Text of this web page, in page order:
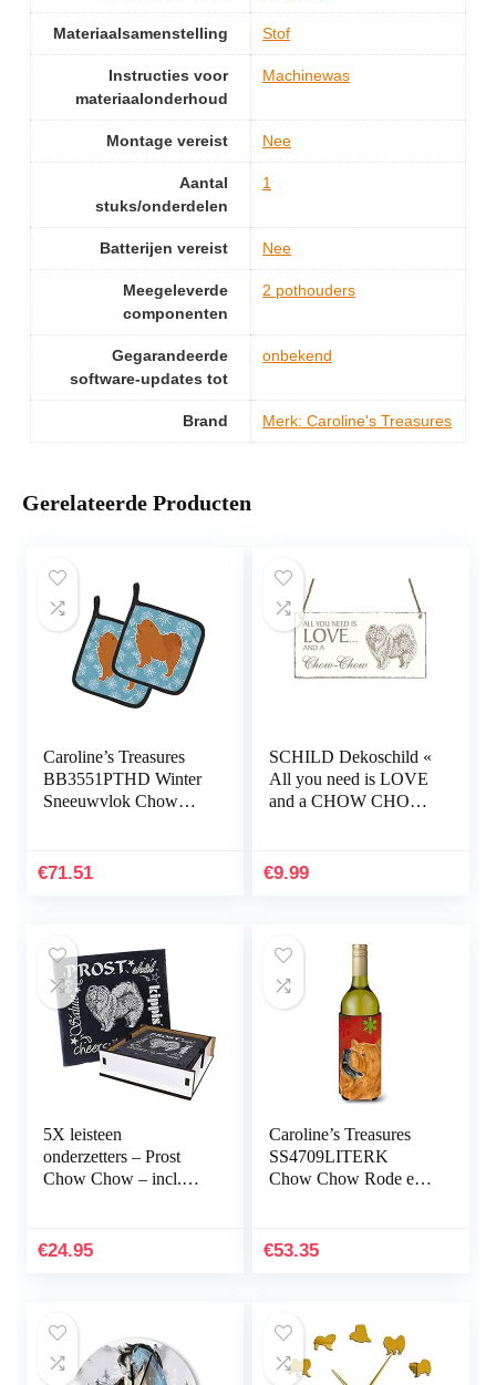
Materiaalsamenstelling ‎Stof
Instructies voor
materiaalonderhoud
‎Machinewas
Montage vereist ‎Nee
Aantal
stuks/onderdelen
‎1
Batterijen vereist ‎Nee
Meegeleverde
componenten
‎2 pothouders
Gegarandeerde
software-updates tot
‎onbekend
Brand Merk: Caroline's Treasures
Gerelateerde Producten
Caroline’s Treasures
BB3551PTHD Winter
Sneeuwvlok Chow
kleuren
€71.51
SCHILD Dekoschild «
All you need is LOVE
and a CHOW CHOW
deurschild
€9.99
5X leisteen
onderzetters – Prost
Chow Chow – incl.
deco
€24.95
Caroline’s Treasures
SS4709LITERK
Chow Chow Rode en
Vakantie Kerst Wijnfles
€53.35